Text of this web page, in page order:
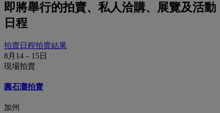
即將舉行的拍賣、私人洽購、展覽及活動
日程
拍賣日程拍賣結果
8月14 – 15日
現場拍賣
圓石灘拍賣
加州